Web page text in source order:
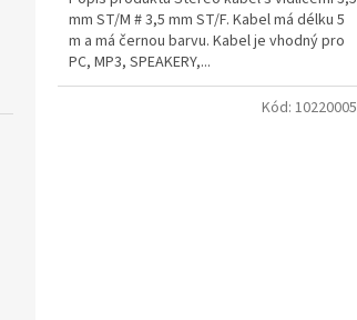
mm ST/M # 3,5 mm ST/F. Kabel má délku 5
m a má černou barvu. Kabel je vhodný pro
PC, MP3, SPEAKERY,...
Kód: 10220005